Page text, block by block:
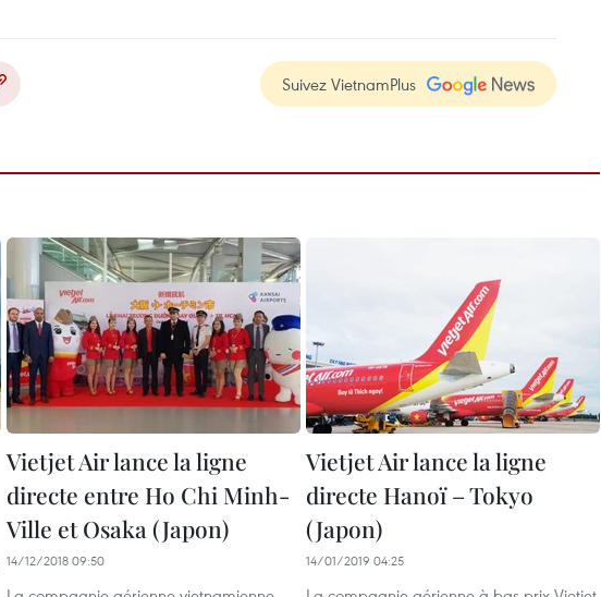
Suivez VietnamPlus
Vietjet Air lance la ligne
directe entre Ho Chi Minh-
Ville et Osaka (Japon)
14/12/2018 09:50
Vietjet Air lance la ligne
directe Hanoï – Tokyo
(Japon)
14/01/2019 04:25